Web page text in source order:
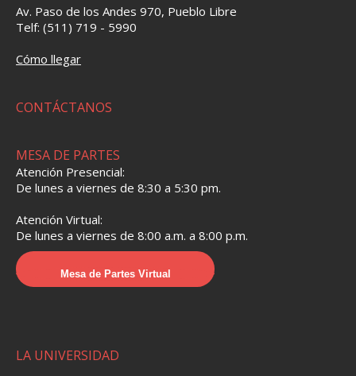
Av. Paso de los Andes 970, Pueblo Libre
Telf: (511) 719 - 5990
Cómo llegar
CONTÁCTANOS
MESA DE PARTES
Atención Presencial:
De lunes a viernes de 8:30 a 5:30 pm.
Atención Virtual:
De lunes a viernes de 8:00 a.m. a 8:00 p.m.
Mesa de Partes Virtual
LA UNIVERSIDAD